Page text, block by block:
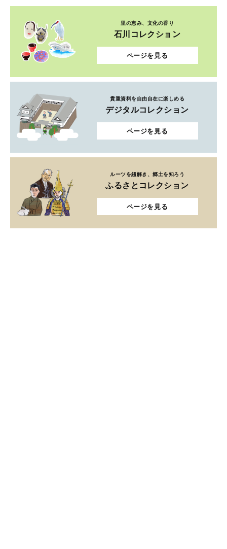
里の恵み、文化の香り
石川コレクション
ページを見る
貴重資料を自由自在に楽しめる
デジタルコレクション
ページを見る
ルーツを紐解き、郷土を知ろう
ふるさとコレクション
ページを見る